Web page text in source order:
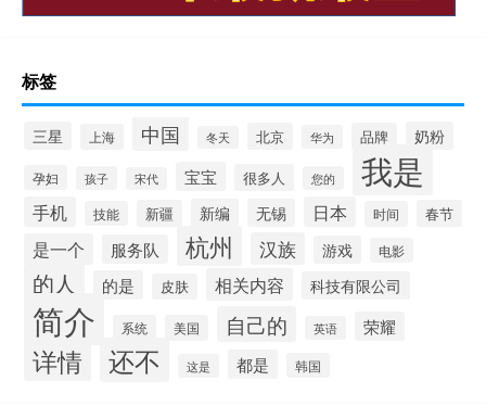
标签
三星 上海 中国 冬天 北京 华为 品牌 奶粉
孕妇 孩子 宋代 宝宝 很多人 您的 我是
手机 技能 新疆 新编 无锡 日本 时间 春节
是一个 服务队 杭州 汉族 游戏 电影
的人 的是 皮肤 相关内容 科技有限公司
简介 系统 美国 自己的 英语 荣耀
详情 还不 这是 都是 韩国